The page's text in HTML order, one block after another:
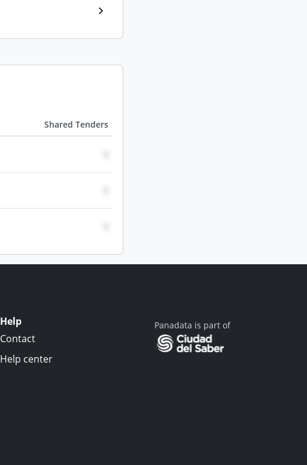
Shared Tenders
Help
Contact
Help center
Panadata is part of